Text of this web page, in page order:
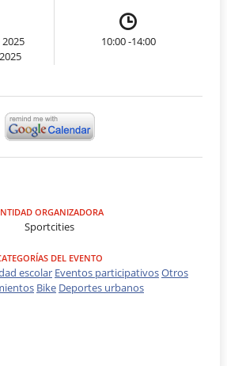
10:00 -14:00
ORGANIZADORA
Sportcities
DEL EVENTO
escolar Eventos participativosOtros
Bike Deportes urbanos